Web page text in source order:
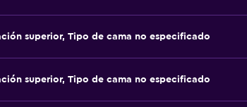
superior, Tipo de cama no especificado
superior, Tipo de cama no especificado